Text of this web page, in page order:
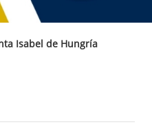
Isabel de Hungría